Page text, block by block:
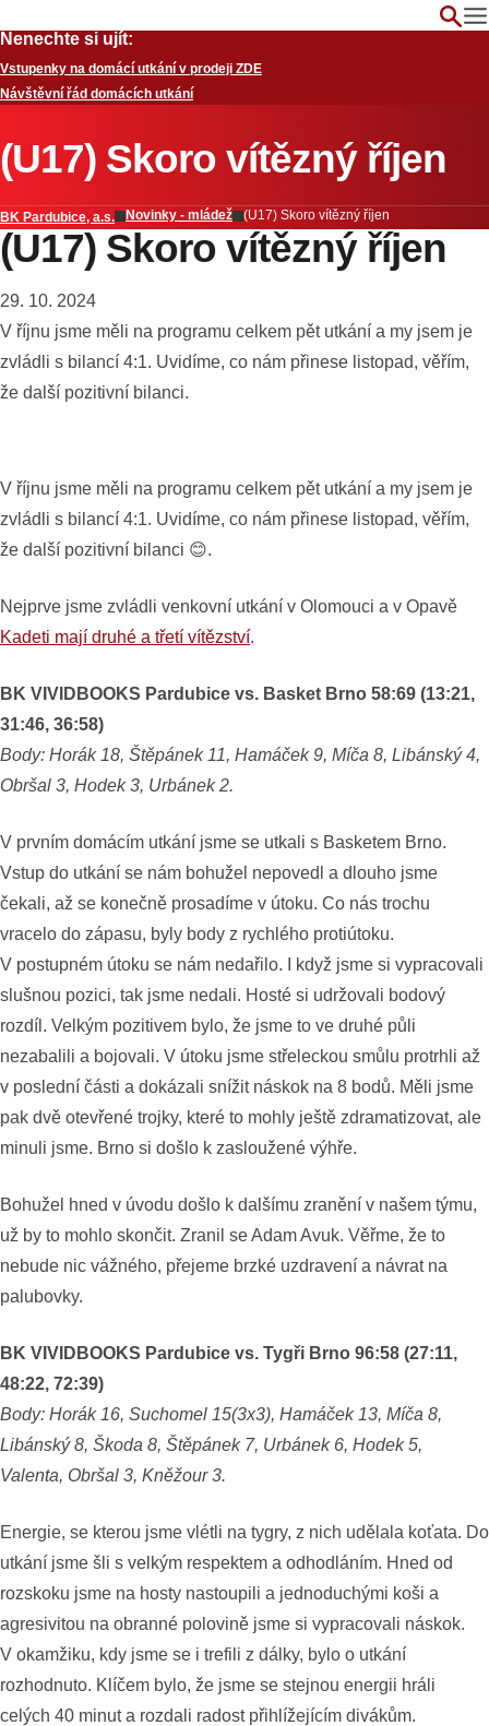
Nenechte si ujít:
Vstupenky na domácí utkání v prodeji ZDE
Návštěvní řád domácích utkání
(U17) Skoro vítězný říjen
BK Pardubice, a.s. Novinky - mládež (U17) Skoro vítězný říjen
(U17) Skoro vítězný říjen
29. 10. 2024
V říjnu jsme měli na programu celkem pět utkání a my jsem je
zvládli s bilancí 4:1. Uvidíme, co nám přinese listopad, věřím,
že další pozitivní bilanci.
V říjnu jsme měli na programu celkem pět utkání a my jsem je
zvládli s bilancí 4:1. Uvidíme, co nám přinese listopad, věřím,
že další pozitivní bilanci 😊.
Nejprve jsme zvládli venkovní utkání v Olomouci a v Opavě
Kadeti mají druhé a třetí vítězství.
BK VIVIDBOOKS Pardubice vs. Basket Brno 58:69 (13:21,
31:46, 36:58)
Body: Horák 18, Štěpánek 11, Hamáček 9, Míča 8, Libánský 4,
Obršal 3, Hodek 3, Urbánek 2.
V prvním domácím utkání jsme se utkali s Basketem Brno.
Vstup do utkání se nám bohužel nepovedl a dlouho jsme
čekali, až se konečně prosadíme v útoku. Co nás trochu
vracelo do zápasu, byly body z rychlého protiútoku.
V postupném útoku se nám nedařilo. I když jsme si vypracovali
slušnou pozici, tak jsme nedali. Hosté si udržovali bodový
rozdíl. Velkým pozitivem bylo, že jsme to ve druhé půli
nezabalili a bojovali. V útoku jsme střeleckou smůlu protrhli až
v poslední části a dokázali snížit náskok na 8 bodů. Měli jsme
pak dvě otevřené trojky, které to mohly ještě zdramatizovat, ale
minuli jsme. Brno si došlo k zasloužené výhře.
Bohužel hned v úvodu došlo k dalšímu zranění v našem týmu,
už by to mohlo skončit. Zranil se Adam Avuk. Věřme, že to
nebude nic vážného, přejeme brzké uzdravení a návrat na
palubovky.
BK VIVIDBOOKS Pardubice vs. Tygři Brno 96:58 (27:11,
48:22, 72:39)
Body: Horák 16, Suchomel 15(3x3), Hamáček 13, Míča 8,
Libánský 8, Škoda 8, Štěpánek 7, Urbánek 6, Hodek 5,
Valenta, Obršal 3, Kněžour 3.
Energie, se kterou jsme vlétli na tygry, z nich udělala koťata. Do
utkání jsme šli s velkým respektem a odhodláním. Hned od
rozskoku jsme na hosty nastoupili a jednoduchými koši a
agresivitou na obranné polovině jsme si vypracovali náskok.
V okamžiku, kdy jsme se i trefili z dálky, bylo o utkání
rozhodnuto. Klíčem bylo, že jsme se stejnou energii hráli
celých 40 minut a rozdali radost přihlížejícím divákům.